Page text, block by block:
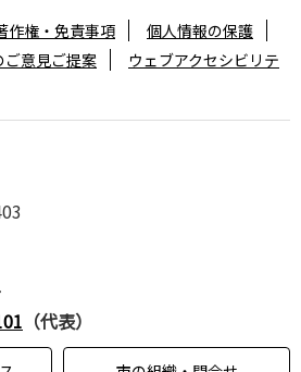
（代表）
作権・免責事項
個人情報の保護
意見ご提案
ウェブアクセシビリテ